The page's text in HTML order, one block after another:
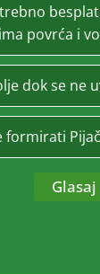
povrća i
dok se ne
formirati